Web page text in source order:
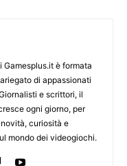
Gamesplus.it è formata
di appassionati
e scrittori, il
ogni giorno, per
curiosità e
mondo dei videogiochi.